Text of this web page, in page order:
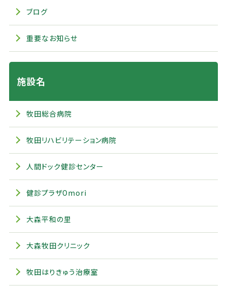
ブログ
重要なお知らせ
施設名
牧田総合病院
牧田リハビリテーション病院
人間ドック健診センター
健診プラザOmori
大森平和の里
大森牧田クリニック
牧田はりきゅう治療室